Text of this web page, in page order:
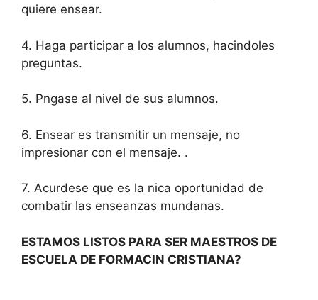
quiere ensear.
4. Haga participar a los alumnos, hacindoles
preguntas.
5. Pngase al nivel de sus alumnos.
6. Ensear es transmitir un mensaje, no
impresionar con el mensaje. .
7. Acurdese que es la nica oportunidad de
combatir las enseanzas mundanas.
ESTAMOS LISTOS PARA SER MAESTROS DE
ESCUELA DE FORMACIN CRISTIANA?